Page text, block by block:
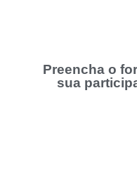
Preencha o
sua